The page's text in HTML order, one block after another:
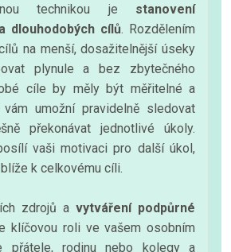
technikou je stanovení
dlouhodobých cílů. Rozdělením
na menší, dosažitelnější úseky
plynule a bez zbytečného
cíle by měly být měřitelné a
umožní pravidelně sledovat
překonávat jednotlivé úkoly.
vaši motivaci pro další úkol,
k celkovému cíli.
zdrojů a vytváření podpůrné
klíčovou roli ve vašem osobním
přátele, rodinu nebo kolegy a